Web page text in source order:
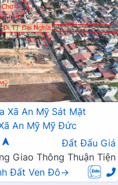
Xã An Mỹ Sát Mặt
An Mỹ Mỹ Đức
Đất Đấu Giá
Giao Thông Thuận Tiện
Đất Ven Đô→